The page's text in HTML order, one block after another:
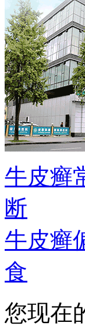
牛皮癣
断
牛皮癣
食
您现在